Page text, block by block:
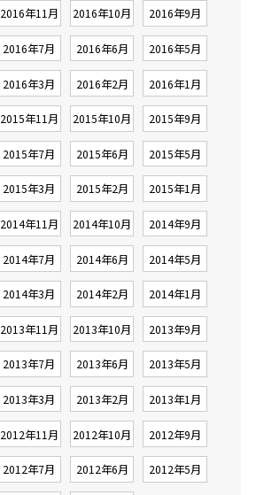
2016年11月 2016年10月 2016年9月
2016年7月 2016年6月 2016年5月
2016年3月 2016年2月 2016年1月
2015年11月 2015年10月 2015年9月
2015年7月 2015年6月 2015年5月
2015年3月 2015年2月 2015年1月
2014年11月 2014年10月 2014年9月
2014年7月 2014年6月 2014年5月
2014年3月 2014年2月 2014年1月
2013年11月 2013年10月 2013年9月
2013年7月 2013年6月 2013年5月
2013年3月 2013年2月 2013年1月
2012年11月 2012年10月 2012年9月
2012年7月 2012年6月 2012年5月